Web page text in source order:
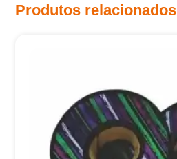
Produtos relacionados